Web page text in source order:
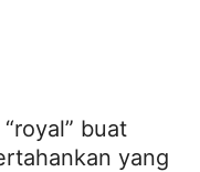
buat
yang